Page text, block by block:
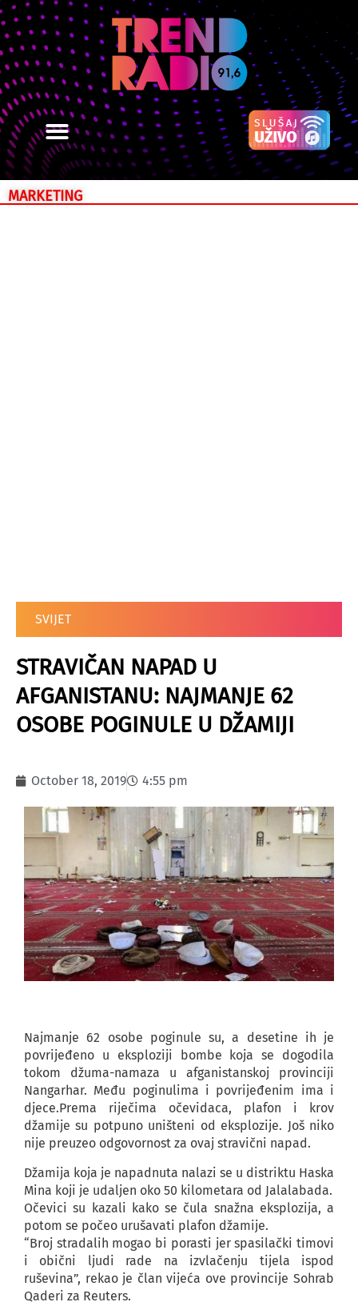
MARKETING
SVIJET
STRAVIČAN NAPAD U
AFGANISTANU: NAJMANJE 62
OSOBE POGINULE U DŽAMIJI
October 18, 2019 4:55 pm
Najmanje 62 osobe poginule su, a desetine ih je
povrijeđeno u eksploziji bombe koja se dogodila
tokom džuma-namaza u afganistanskoj provinciji
Nangarhar. Među poginulima i povrijeđenim ima i
djece.Prema riječima očevidaca, plafon i krov
džamije su potpuno uništeni od eksplozije. Još niko
nije preuzeo odgovornost za ovaj stravični napad.
Džamija koja je napadnuta nalazi se u distriktu Haska
Mina koji je udaljen oko 50 kilometara od Jalalabada.
Očevici su kazali kako se čula snažna eksplozija, a
potom se počeo urušavati plafon džamije.
“Broj stradalih mogao bi porasti jer spasilački timovi
i obični ljudi rade na izvlačenju tijela ispod
ruševina”, rekao je član vijeća ove provincije Sohrab
Qaderi za Reuters.